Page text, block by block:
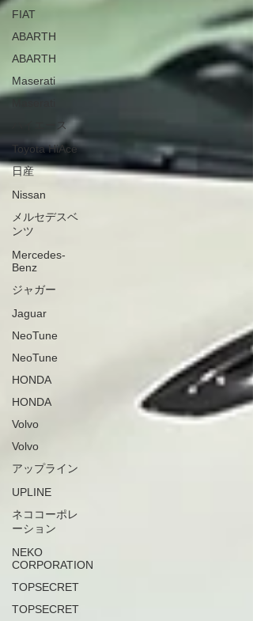
FIAT
ABARTH
ABARTH
Maserati
ハイエース
Toyota HiAce
日産
Nissan
メルセデスベ
ンツ
Mercedes-
Benz
ジャガー
Jaguar
NeoTune
NeoTune
HONDA
HONDA
Volvo
Volvo
アップライン
UPLINE
ネココーポレ
ーション
NEKO
CORPORATION
TOPSECRET
TOPSECRET